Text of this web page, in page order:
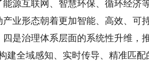
源互联网、智慧环保、循环经济
业形态朝着更加智能、高效、可
是治理体系层面的系统性升维，
建全域感知、实时传导、精准匹